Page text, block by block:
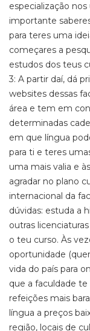
especialização
importante
para teres uma
começares a
estudos dos teus
3: A partir daí, dá
websites dessas
área e tem em
determinadas
em que língua
para ti e teres
uma mais valia e
agradar no plano
internacional da
dúvidas: estuda a
outras
o teu curso. Às
oportunidade
vida do país para
que a faculdade
refeições mais
língua a preços
região, locais de